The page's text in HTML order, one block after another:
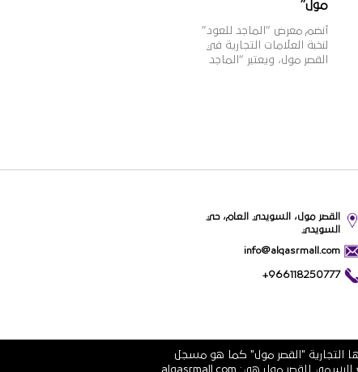
مول”
أنضم معرض “الماجد للعود”
لنخبة العلامات التجارية في
القصر مول، ويعتبر “الماجد
ورغبات عملائها.
القصر مول، السويدي العام، حي
السويدي
info@alqasrmall.com
+966118250777
التجارية "القصر مول" كما هو مسجل
في الشهادة الرسمية رقم 1010251639 الصادرة عن وزارة التجارة والاستثمار في المملكة العربية السعودية. عناوين الموقع الرسمي للقصر مول هي: alqasrmall.com